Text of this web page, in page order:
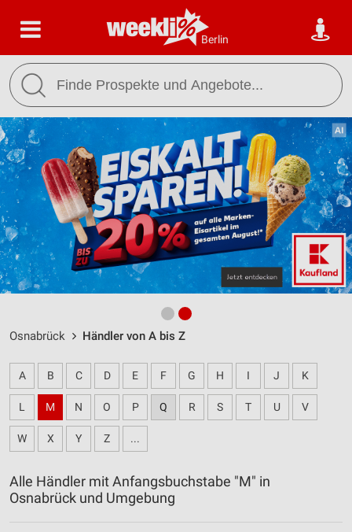
Berlin
Osnabrück Händler von A bis Z
A B C D E F G H I J K
L M N O P Q R S T U V
W X Y Z ...
Alle Händler mit Anfangsbuchstabe "M" in
Osnabrück und Umgebung